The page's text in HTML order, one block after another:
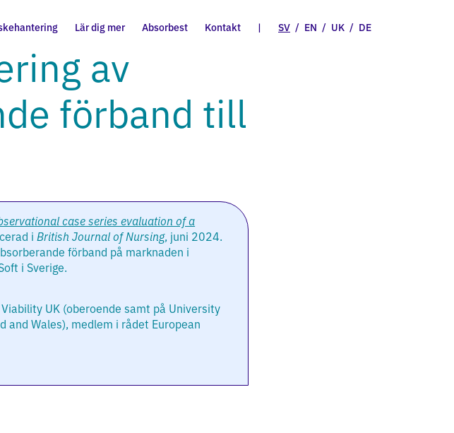
Lär dig mer Absorbest Kontakt | SV / EN / UK / DE
av
förband till
case series evaluation of a
iBritish Journal of Nursing, juni 2024.
förband på marknaden i
i Sverige.
UK (oberoende samt på University
and Wales), medlem i rådet European